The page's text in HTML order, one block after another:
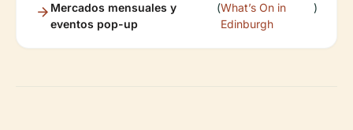
Mercados mensuales y
eventos pop-up
(What’s On in
Edinburgh
)